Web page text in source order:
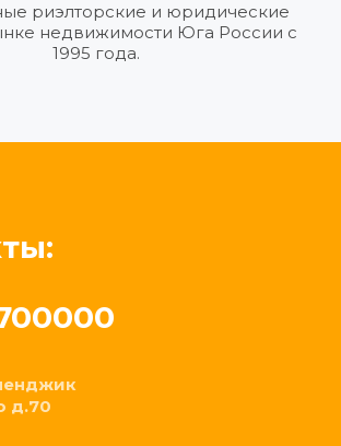
риэлторские и юридические
недвижимости Юга России с
1995 года.
д.70